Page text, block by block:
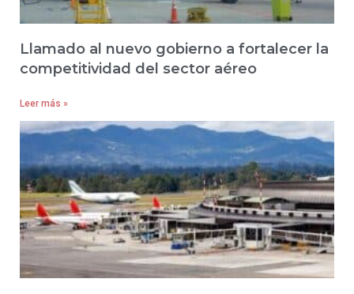
Llamado al nuevo gobierno a fortalecer la
competitividad del sector aéreo
Leer más »